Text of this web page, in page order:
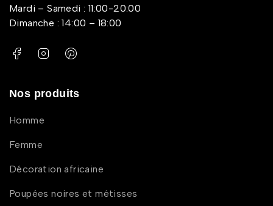
Mardi – Samedi : 11:00-20:00
Dimanche : 14:00 – 18:00
Nos produits
Homme
Femme
Décoration africaine
Poupées noires et métisses